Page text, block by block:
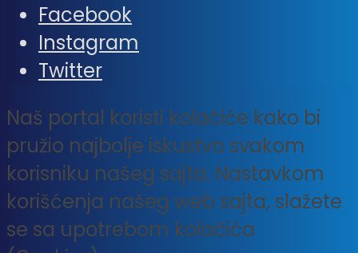
Facebook
Instagram
Twitter
Naš portal koristi kolačiće kako bi
pružio najbolje iskustvo svakom
korisniku našeg sajta. Nastavkom
korišćenja našeg web sajta, slažete
se sa upotrebom kolačića